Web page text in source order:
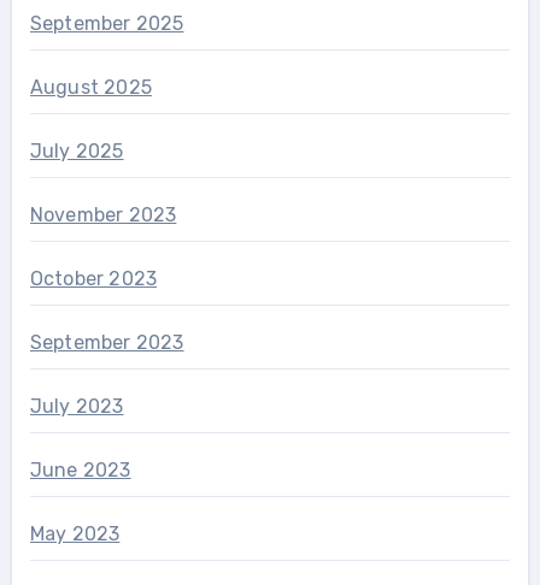
September 2025
August 2025
July 2025
November 2023
October 2023
September 2023
July 2023
June 2023
May 2023